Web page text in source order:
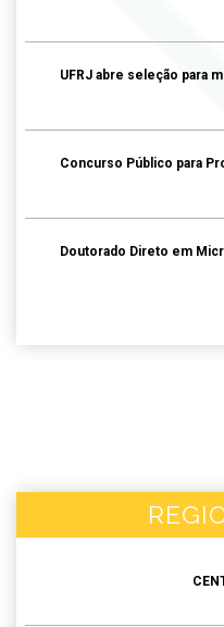
UFRJ abre seleção para
Concurso Público para
Doutorado Direto em